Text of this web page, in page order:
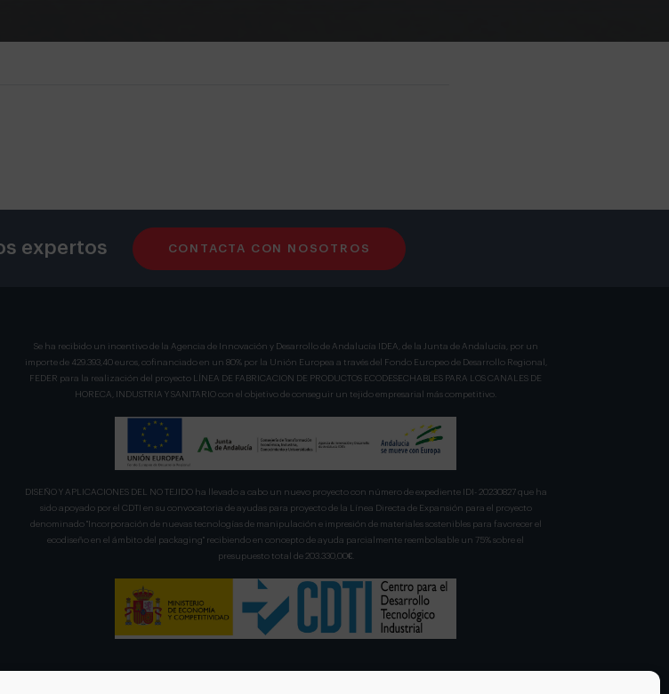
expertos CONTACTA CON NOSOTROS
Se ha recibido un incentivo de la Agencia de Innovación y Desarrollo de Andalucía IDEA, de la Junta de Andalucía, por un
importe de 429.393,40 euros, cofinanciado en un 80% por la Unión Europea a través del Fondo Europeo de Desarrollo Regional,
FEDER para la realización del proyecto LÍNEA DE FABRICACION DE PRODUCTOS ECODESECHABLES PARA LOS CANALES DE
HORECA, INDUSTRIA Y SANITARIO con el objetivo de conseguir un tejido empresarial más competitivo.
DISEÑO Y APLICACIONES DEL NO TEJIDO ha llevado a cabo un nuevo proyecto con número de expediente IDI- 20230827 que ha
sido apoyado por el CDTI en su convocatoria de ayudas para proyecto de la Línea Directa de Expansión para el proyecto
denominado "Incorporación de nuevas tecnologías de manipulación e impresión de materiales sostenibles para favorecer el
ecodiseño en el ámbito del packaging" recibiendo en concepto de ayuda parcialmente reembolsable un 75% sobre el
presupuesto total de 203.330,00€.